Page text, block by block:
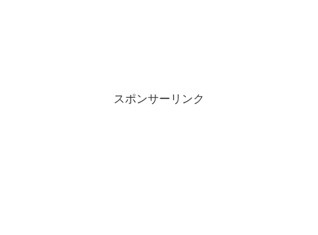
スポンサーリンク